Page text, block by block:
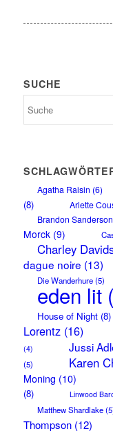
SUCHE
Agatha Raisin (6)
(8)
Arlette
Brandon Sanderson
Morck(9)
Charley
dague noire (13)
Die Wanderhure(5)
eden lit
House of Night(8)
Lorentz(16)
(4)
Jussi
(5)
Karen
Moning (10)
(8)
Linwood
Matthew Shardlake
Thompson(12)